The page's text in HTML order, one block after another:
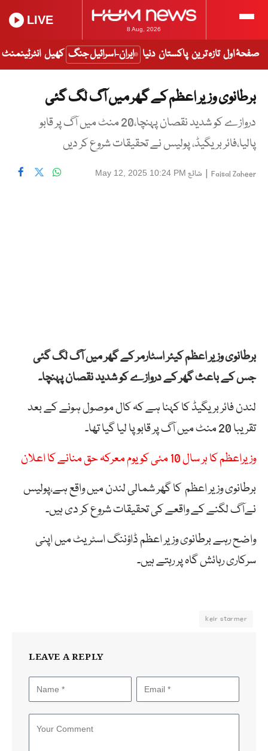
8 Aug, 2026
LIVE
صفحۂ اول تازہ ترین پاکستان دنیا ایران-اسرائیل جنگ کھیل انٹرٹینمنٹ
برطانوی وزیر اعظم کے گھر میں آگ لگ گئی
دروازے کو شدید نقصان پہنچا،20 منٹ میں آگ پر قابو
پالیا،فائر بریگیڈ، پولیس نے تحقیقات شروع کر دیں
Faisal Zaheer
| شائع May 12, 2025 10:24 PM
برطانوی وزیر اعظم کیئر اسٹارمر کے گھر میں آگ لگ گئی
جس کے باعث گھر کے دروازے کو شدید نقصان پہنچا۔
لندن فائر بریگیڈ کا کہنا ہے کہ کال موصول ہونے کے بعد
تقریبا 20 منٹ میں آگ پر قابو پا لیا گیا تھا۔
وزیراعظم کا ہر سال 10 مئی کو یوم معرکہ حق منانے کا اعلان
برطانوی وزیر اعظم کا گھر شمالی لندن میں واقع ہے،پولیس
نےآگ لگنے کے واقعے کی تحقیقات شروع کر دی ہیں۔
واضح رہے برطانوی وزیر اعظم ڈاؤننگ اسٹریٹ میں اپنی
سرکاری رہائش گاہ پر رہتے ہیں۔
keir starmer
LEAVE A REPLY